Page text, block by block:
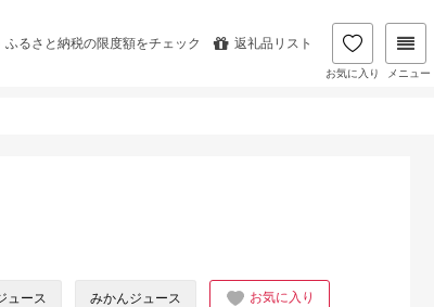
ふるさと納税の限度額をチェック 返礼品リスト
お気に入り メニュー
ュース みかんジュース お気に入り